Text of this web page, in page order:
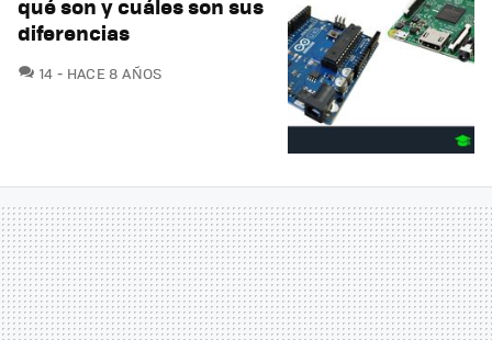
diferencias
14 COMENTARIOS
HACE 8 AÑOS